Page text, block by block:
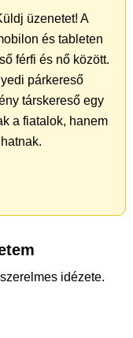
üzenetet! A
és tableten
férfi és nő között.
párkereső
társkereső egy
a fiatalok, hanem
idézete.